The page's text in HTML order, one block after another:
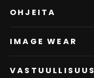
OHJEITA
IMAGE WEAR
VASTUULLISUUS